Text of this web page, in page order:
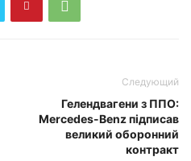
Следующий
Гелендвагени з ППО:
Mercedes-Benz підписав
великий оборонний
контракт